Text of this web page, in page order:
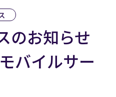
のお知らせ
バイルサー